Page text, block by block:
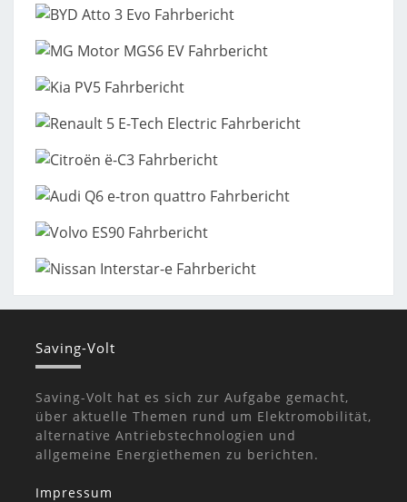
Saving-Volt
Saving-Volt hat es sich zur Aufgabe gemacht,
über aktuelle Themen rund um Elektromobilität,
alternative Antriebstechnologien und
allgemeine Energiethemen zu berichten.
Impressum